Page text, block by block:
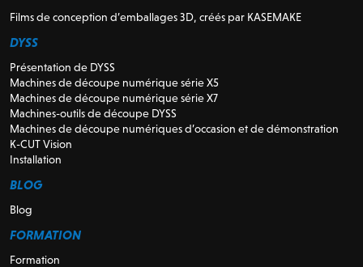
Films de conception d’emballages 3D, créés par KASEMAKE
DYSS
Présentation de DYSS
Machines de découpe numérique série X5
Machines de découpe numérique série X7
Machines-outils de découpe DYSS
Machines de découpe numériques d’occasion et de démonstration
K-CUT Vision
Installation
BLOG
Blog
FORMATION
Formation